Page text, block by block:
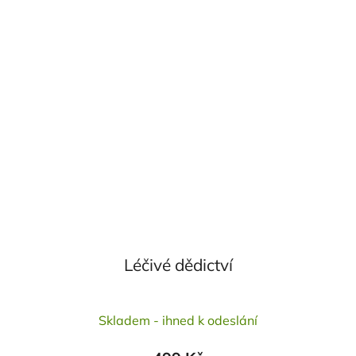
Léčivé dědictví
hodnocení
Skladem - ihned k odeslání